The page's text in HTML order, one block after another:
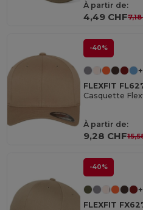
À partir de:
4,49 CHF
-40%
FLEXFIT
Casquette
À partir de:
9,28 CHF
-40%
FLEXFIT